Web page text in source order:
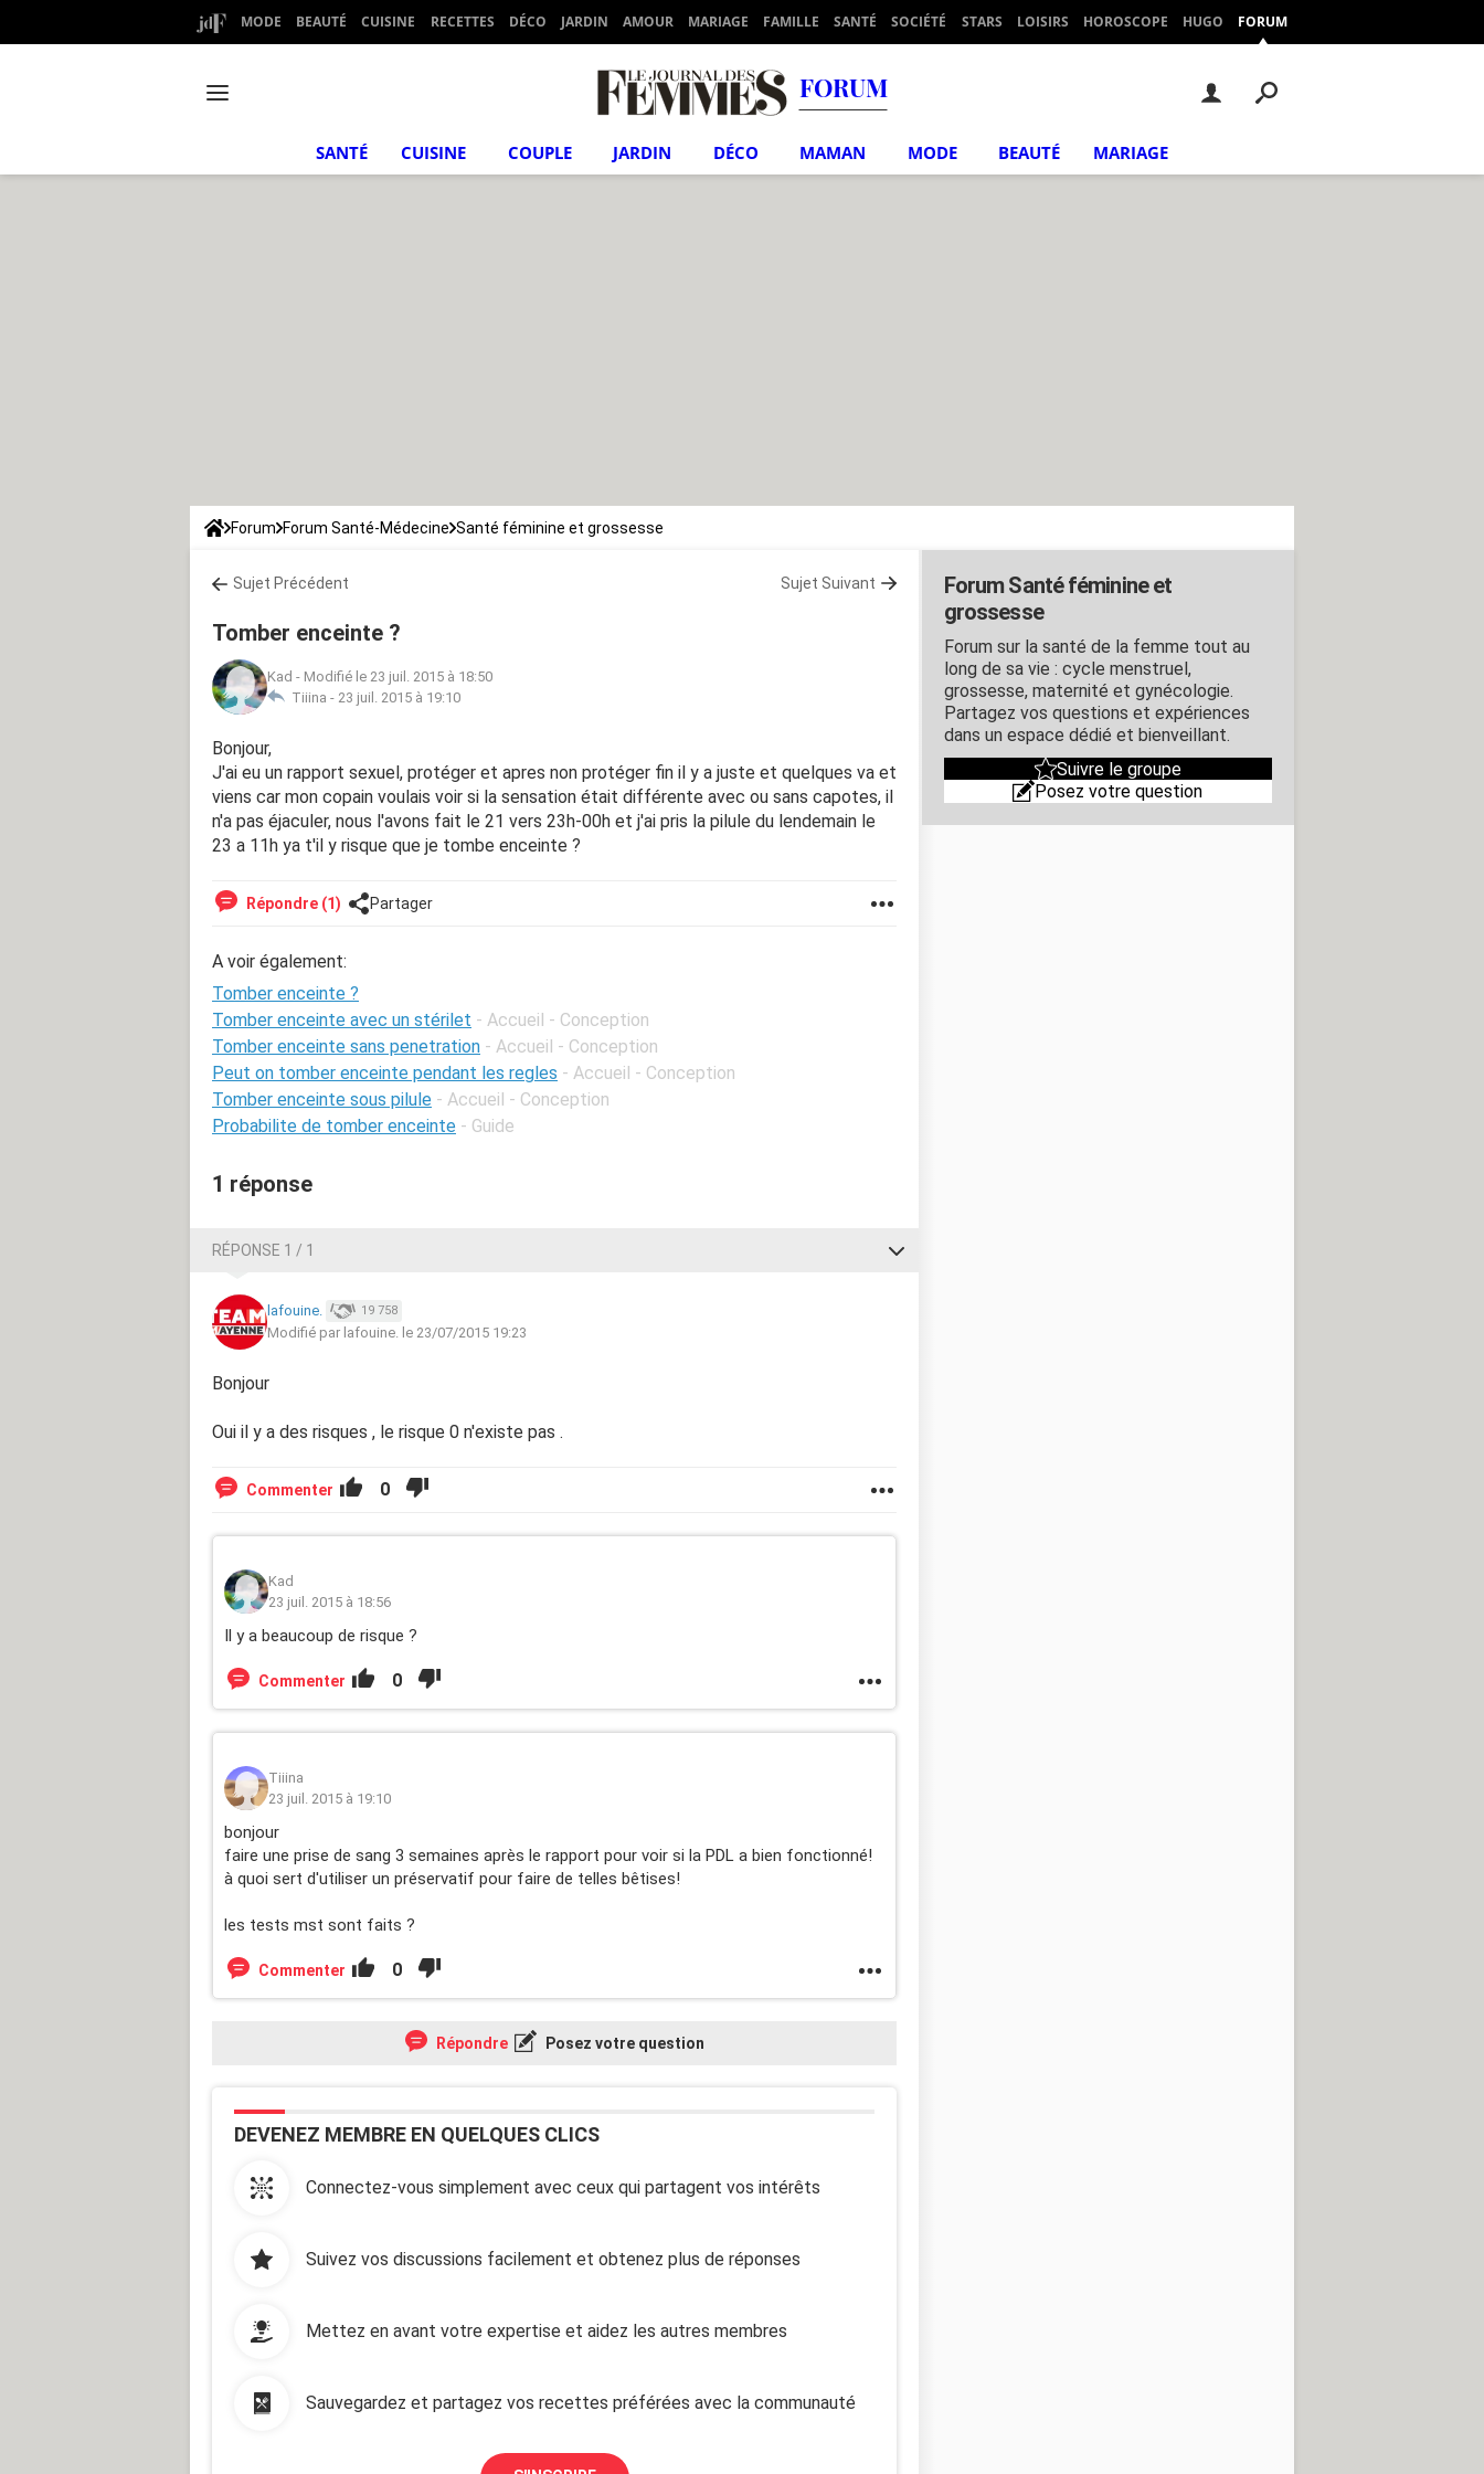
MODE BEAUTÉ CUISINE RECETTES DÉCO JARDIN AMOUR MARIAGE FAMILLE SANTÉ SOCIÉTÉ STARS LOISIRS HOROSCOPE HUGO FORUM
FORUM
SANTÉ CUISINE COUPLE JARDIN DÉCO MAMAN MODE BEAUTÉ MARIAGE
Forum Forum Santé-Médecine Santé féminine et grossesse
Sujet Précédent Sujet Suivant
Tomber enceinte ?
Kad - Modifié le 23 juil. 2015 à 18:50
Tiiina - 23 juil. 2015 à 19:10
Bonjour,
J'ai eu un rapport sexuel, protéger et apres non protéger fin il y a juste et quelques va et
viens car mon copain voulais voir si la sensation était différente avec ou sans capotes, il
n'a pas éjaculer, nous l'avons fait le 21 vers 23h-00h et j'ai pris la pilule du lendemain le
23 a 11h ya t'il y risque que je tombe enceinte ?
Répondre (1) Partager
A voir également:
Tomber enceinte ?
Tomber enceinte avec un stérilet - Accueil - Conception
Tomber enceinte sans penetration - Accueil - Conception
Peut on tomber enceinte pendant les regles - Accueil - Conception
Tomber enceinte sous pilule - Accueil - Conception
Probabilite de tomber enceinte - Guide
1 réponse
RÉPONSE 1 / 1
lafouine. 19 758
Modifié par lafouine. le 23/07/2015 19:23
Bonjour
Oui il y a des risques , le risque 0 n'existe pas .
Commenter 0
Kad
23 juil. 2015 à 18:56
Il y a beaucoup de risque ?
Commenter 0
Tiiina
23 juil. 2015 à 19:10
bonjour
faire une prise de sang 3 semaines après le rapport pour voir si la PDL a bien fonctionné!
à quoi sert d'utiliser un préservatif pour faire de telles bêtises!
les tests mst sont faits ?
Commenter 0
Répondre Posez votre question
DEVENEZ MEMBRE EN QUELQUES CLICS
Connectez-vous simplement avec ceux qui partagent vos intérêts
Suivez vos discussions facilement et obtenez plus de réponses
Mettez en avant votre expertise et aidez les autres membres
Sauvegardez et partagez vos recettes préférées avec la communauté
Forum Santé féminine et
grossesse
Forum sur la santé de la femme tout au
long de sa vie : cycle menstruel,
grossesse, maternité et gynécologie.
Partagez vos questions et expériences
dans un espace dédié et bienveillant.
Suivre le groupe
Posez votre question